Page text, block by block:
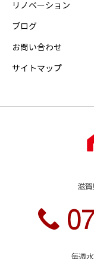
リノベーション
ブログ
お問い合わせ
サイトマップ
滋
毎週